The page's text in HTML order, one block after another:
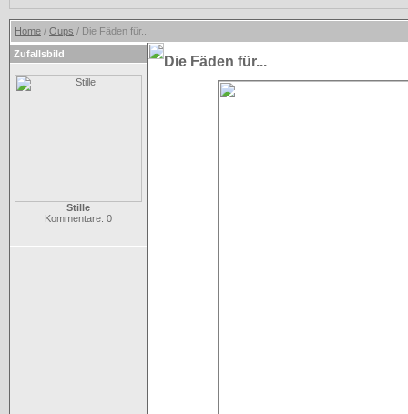
Home / Oups / Die Fäden für...
Zufallsbild
Stille
Kommentare: 0
Die Fäden für...